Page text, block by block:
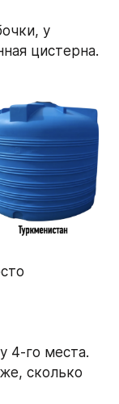
у
цистерна.
4-го места.
сколько